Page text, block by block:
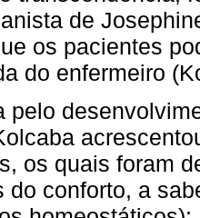
de
os pacientes
do enfermeiro
pelo
os quais foram
do conforto, a